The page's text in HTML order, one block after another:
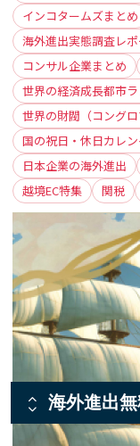
インコタームズまとめ
海外進出実態調査レポ
コンサル企業まとめ
世界の経済成長都市
世界の財閥（コングロ
国の祝日・休日カレ
日本企業の海外進出
越境EC特集
関税
海外進出